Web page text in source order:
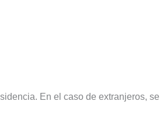
En el caso de extranjeros, se